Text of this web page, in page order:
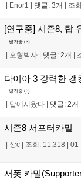
Enor1 댓글: 3개 조
[연구중] 시즌8, 탑
평가중 (3)
| 오형박사 | 댓글: 2개 |
다이아 3 강력한
평가중 (3)
달에서왔다 댓글: 2개
시즌8 서포터카밀
상c 조회: 11,318
서폿 카밀